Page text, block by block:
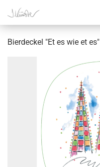
Bierdeckel "Et es wie et es"